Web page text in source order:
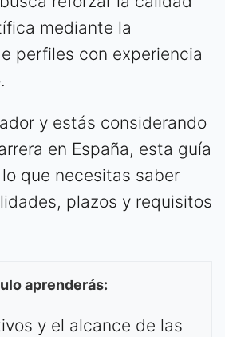
mediante la
perfiles con experiencia
y estás considerando
en España, esta guía
que necesitas saber
plazos y requisitos
aprenderás:
y el alcance de las